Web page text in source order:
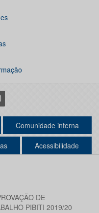
Comunidade interna
Acessibilidade
DE
PIBITI 2019/20